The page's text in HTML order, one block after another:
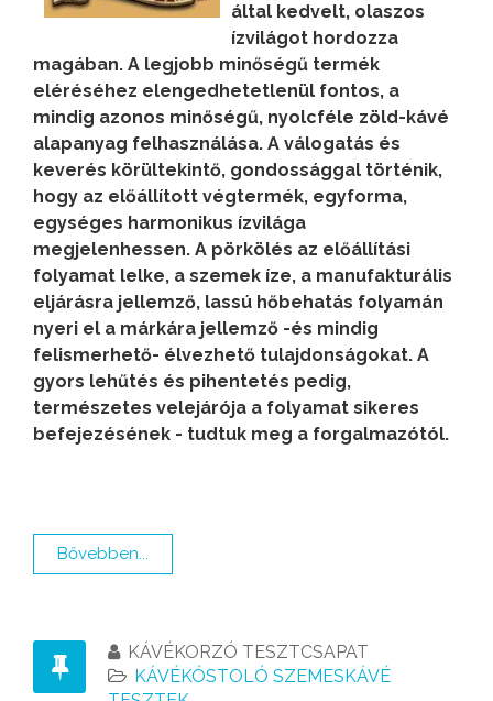
által kedvelt, olaszos
ízvilágot hordozza
magában. A legjobb minőségű termék
eléréséhez elengedhetetlenül fontos, a
mindig azonos minőségű, nyolcféle zöld-kávé
alapanyag felhasználása. A válogatás és
keverés körültekintő, gondossággal történik,
hogy az előállított végtermék, egyforma,
egységes harmonikus ízvilága
megjelenhessen. A pörkölés az előállítási
folyamat lelke, a szemek íze, a manufakturális
eljárásra jellemző, lassú hőbehatás folyamán
nyeri el a márkára jellemző -és mindig
felismerhető- élvezhető tulajdonságokat. A
gyors lehűtés és pihentetés pedig,
természetes velejárója a folyamat sikeres
befejezésének - tudtuk meg a forgalmazótól.
Bővebben...
KÁVÉKORZÓ TESZTCSAPAT
KÁVÉKÓSTOLÓ SZEMESKÁVÉ